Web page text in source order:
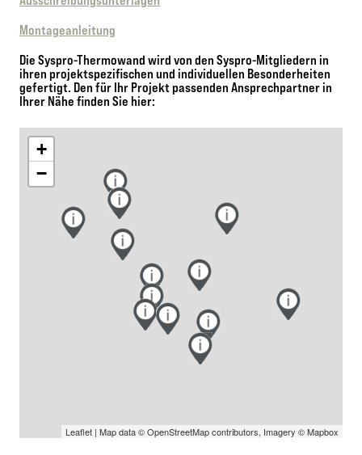
Montageanleitung
Die Syspro-Thermowand wird von den Syspro-Mitgliedern in
ihren projektspezifischen und individuellen Besonderheiten
gefertigt. Den für Ihr Projekt passenden Ansprechpartner in
Ihrer Nähe finden Sie hier:
+
−
Leaflet | Map data ©OpenStreetMapcontributors, Imagery ©Mapbox